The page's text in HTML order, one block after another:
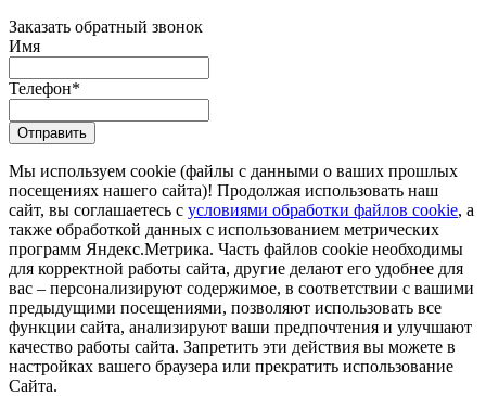
Заказать обратный звонок
Имя
Телефон*
Отправить
Мы используем cookie (файлы с данными о ваших прошлых
посещениях нашего сайта)! Продолжая использовать наш
сайт, вы соглашаетесь с условиями обработки файлов cookie, а
также обработкой данных с использованием метрических
программ Яндекс.Метрика. Часть файлов cookie необходимы
для корректной работы сайта, другие делают его удобнее для
вас – персонализируют содержимое, в соответствии с вашими
предыдущими посещениями, позволяют использовать все
функции сайта, анализируют ваши предпочтения и улучшают
качество работы сайта. Запретить эти действия вы можете в
настройках вашего браузера или прекратить использование
Сайта.